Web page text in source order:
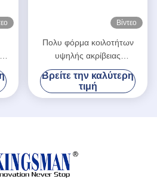
Βίντεο
Πολυ φόρμα κοιλοτήτων
υψηλής ακρίβειας
πολυσύνθετη για HDPE PP
την έγχυση προσχηματισμών
Βρείτε την καλύτερη
τιμή